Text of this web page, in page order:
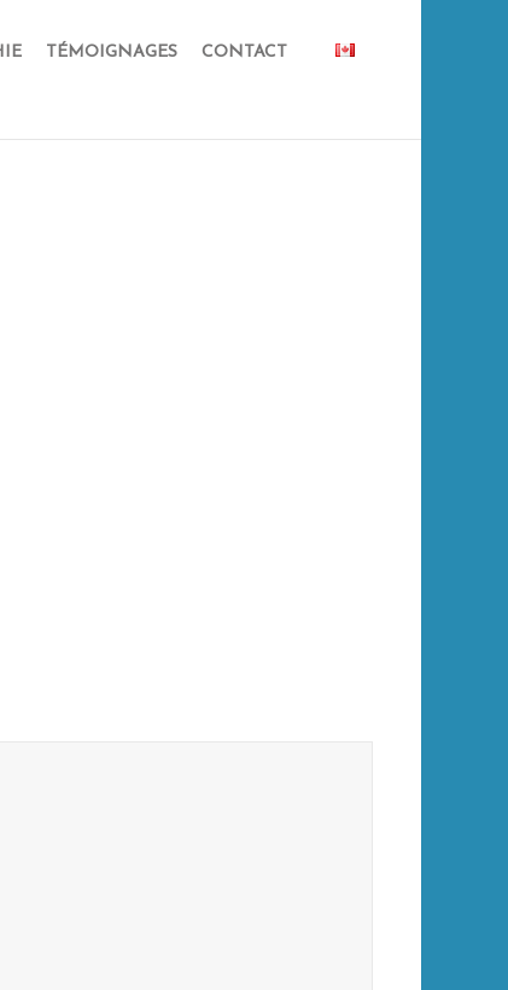
TÉMOIGNAGES CONTACT